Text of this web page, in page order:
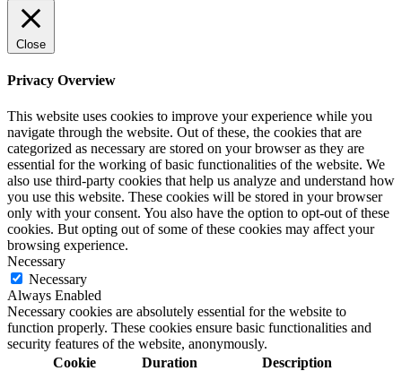
Close
Privacy Overview
This website uses cookies to improve your experience while you
navigate through the website. Out of these, the cookies that are
categorized as necessary are stored on your browser as they are
essential for the working of basic functionalities of the website. We
also use third-party cookies that help us analyze and understand how
you use this website. These cookies will be stored in your browser
only with your consent. You also have the option to opt-out of these
cookies. But opting out of some of these cookies may affect your
browsing experience.
Necessary
Necessary
Always Enabled
Necessary cookies are absolutely essential for the website to
function properly. These cookies ensure basic functionalities and
security features of the website, anonymously.
Cookie
Duration Description